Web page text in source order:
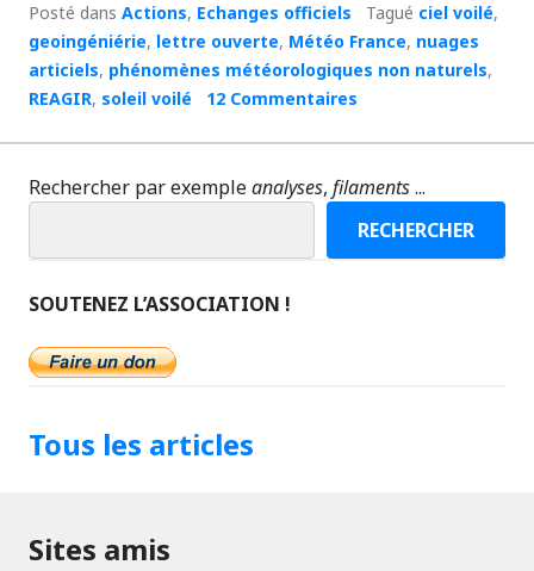
Posté dans Actions, Echanges officiels Tagué ciel voilé,
geoingéniérie, lettre ouverte, Météo France, nuages
articiels, phénomènes météorologiques non naturels,
REAGIR, soleil voilé 12 Commentaires
Rechercher par exempleanalyses, filaments...
RECHERCHER
SOUTENEZ L’ASSOCIATION !
Tous les articles
Sites amis